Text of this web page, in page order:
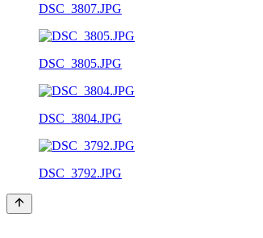
DSC_3807.JPG
DSC_3805.JPG
DSC_3804.JPG
DSC_3792.JPG